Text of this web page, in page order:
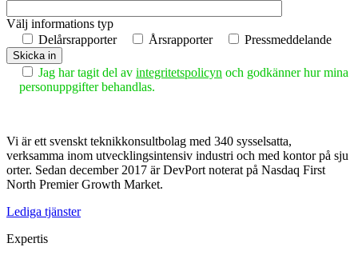
Välj informations typ
Delårsrapporter
Årsrapporter Pressmeddelande
Jag har tagit del av integritetspolicyn och godkänner hur mina
personuppgifter behandlas.
Vi är ett svenskt teknikkonsultbolag med 340 sysselsatta,
verksamma inom utvecklingsintensiv industri och med kontor på sju
orter. Sedan december 2017 är DevPort noterat på Nasdaq First
North Premier Growth Market.
Lediga tjänster
Expertis